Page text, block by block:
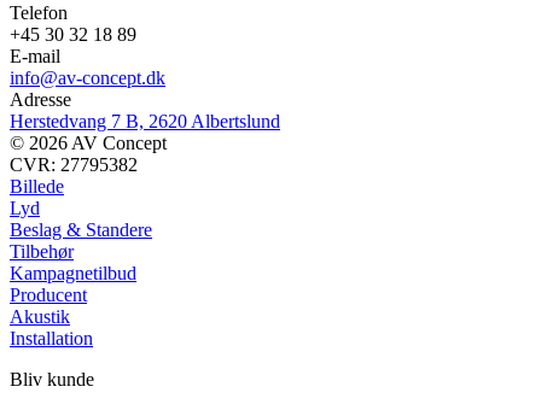
Telefon
+45 30 32 18 89
E-mail
info@av-concept.dk
Adresse
Herstedvang 7 B, 2620 Albertslund
© 2026 AV Concept
CVR: 27795382
Billede
Lyd
Beslag & Standere
Tilbehør
Kampagnetilbud
Producent
Akustik
Installation
Bliv kunde